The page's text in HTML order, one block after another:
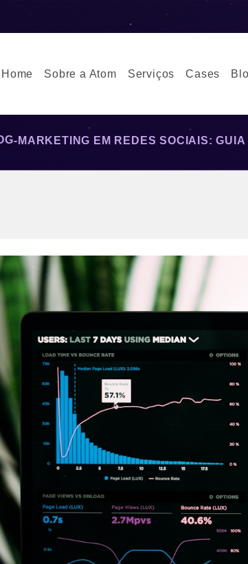
Home Sobre a Atom Serviços Cases
- MARKETING EM REDES SOCIAIS: